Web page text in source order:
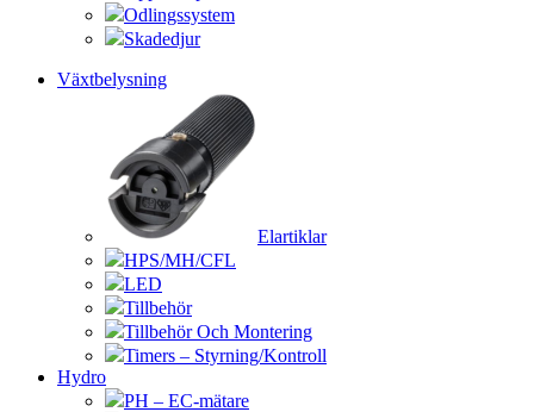
Odlingssystem
Skadedjur
Växtbelysning
Elartiklar
HPS/MH/CFL
LED
Tillbehör
Tillbehör Och Montering
Timers – Styrning/Kontroll
Hydro
PH – EC-mätare